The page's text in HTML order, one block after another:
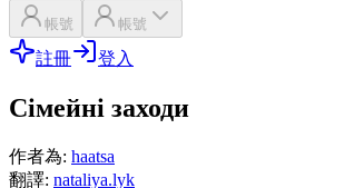
帳號 帳號
註冊 登入
Сімейні заходи
作者為: haatsa
翻譯: nataliya.lyk